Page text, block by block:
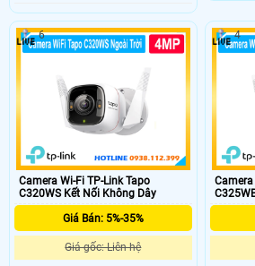
Camera Wi-Fi TP-Link Tapo
C320WS Kết Nối Không Dây
Giá Bán: 5%-35%
Giá gốc: Liên hệ
6
Camera
4